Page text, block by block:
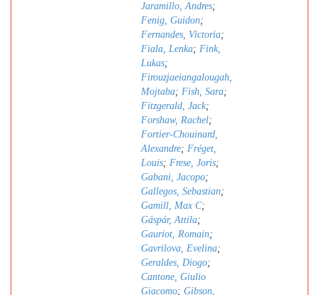
Jaramillo, Andres;
Fenig, Guidon;
Fernandes, Victoria;
Fiala, Lenka; Fink,
Lukas;
Firouzjaeiangalougah,
Mojtaba; Fish, Sara;
Fitzgerald, Jack;
Forshaw, Rachel;
Fortier-Chouinard,
Alexandre; Fréget,
Louis; Frese, Joris;
Gabani, Jacopo;
Gallegos, Sebastian;
Gamill, Max C;
Gáspár, Attila;
Gauriot, Romain;
Gavrilova, Evelina;
Geraldes, Diogo;
Cantone, Giulio
Giacomo; Gibson,